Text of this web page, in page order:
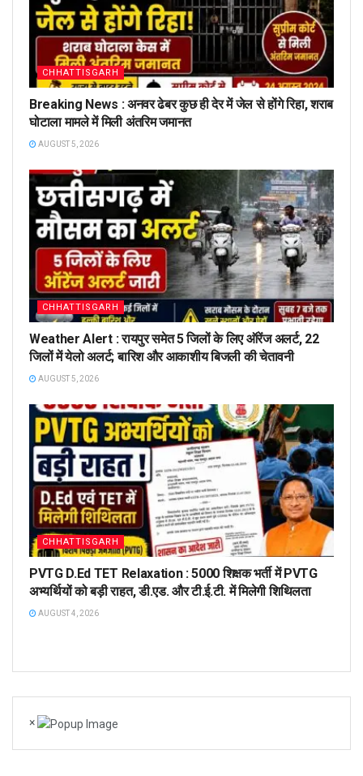
CHHATTISGARH
Breaking News : अनवर ढेबर कुछ ही देर में जेल से होंगे रिहा, शराब
घोटाला मामले में मिली अंतरिम जमानत
AUGUST 5, 2026
CHHATTISGARH
Weather Alert : रायपुर समेत 5 जिलों के लिए ऑरेंज अलर्ट, 22
जिलों में येलो अलर्ट; बारिश और आकाशीय बिजली की चेतावनी
AUGUST 5, 2026
CHHATTISGARH
PVTG D.Ed TET Relaxation : 5000 शिक्षक भर्ती में PVTG
अभ्यर्थियों को बड़ी राहत, डी.एड. और टी.ई.टी. में मिलेगी शिथिलता
AUGUST 4, 2026
×